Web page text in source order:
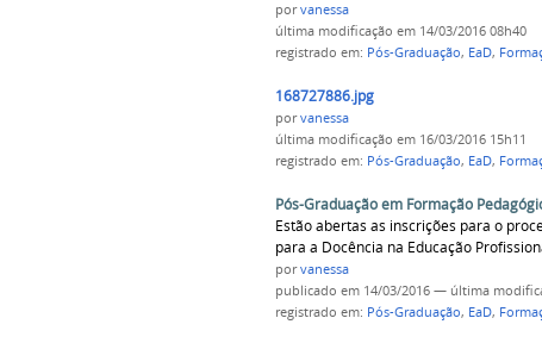
porvanessa
última modificação em 14/03/2016 08h40
registrado em: Pós-Graduação, EaD,
168727886.jpg
porvanessa
última modificação em 16/03/2016 15h11
registrado em: Pós-Graduação, EaD,
Pós-Graduação em Formação
Estão abertas as inscrições para o
para a Docência na Educação
porvanessa
publicado em 14/03/2016 — última
registrado em: Pós-Graduação, EaD,